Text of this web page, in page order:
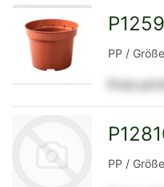
Detailseite
PP /
Preis auf
PP /